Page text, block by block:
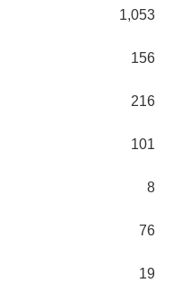
1,053
156
216
101
8
76
19